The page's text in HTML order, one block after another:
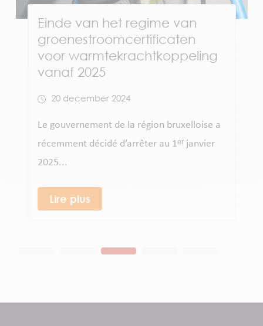
Einde van het regime van
groenestroomcertificaten
voor warmtekrachtkoppeling
vanaf 2025
20 december 2024
Le gouvernement de la région bruxelloise a
récemment décidé d’arrêter au 1ᵉʳ janvier
2025...
Lire plus